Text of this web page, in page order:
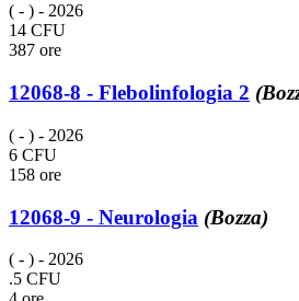
( - ) - 2026
14 CFU
387 ore
12068-8 - Flebolinfologia 2
( - ) - 2026
6 CFU
158 ore
12068-9 - Neurologia (Bozza)
( - ) - 2026
.5 CFU